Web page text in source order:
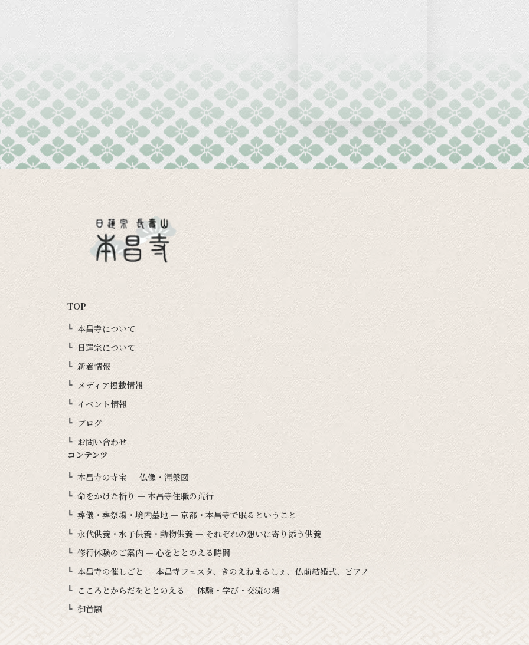
2025-01
2024-10
2024-09
TOP
本昌寺について
日蓮宗について
新着情報
メディア掲載情報
イベント情報
ブログ
お問い合わせ
コンテンツ
本昌寺の寺宝 — 仏像・涅槃図
命をかけた祈り — 本昌寺住職の荒行
葬儀・葬祭場・境内墓地 — 京都・本昌寺で眠るということ
永代供養・水子供養・動物供養 — それぞれの想いに寄り添う供養
修行体験のご案内 — 心をととのえる時間
本昌寺の催しごと — 本昌寺フェスタ、きのえねまるしぇ、仏前結婚式、ピアノ
こころとからだをととのえる — 体験・学び・交流の場
御首題